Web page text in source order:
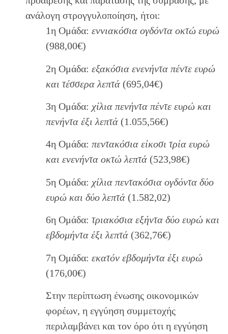
ανάλογη στρογγυλοποίηση, ήτοι:
1η Ομάδα: εννιακόσια ογδόντα οκτώ ευρώ
(988,00€)
2η Ομάδα: εξακόσια ενενήντα πέντε ευρώ
και τέσσερα λεπτά (695,04€)
3η Ομάδα: χίλια πενήντα πέντε ευρώ και
πενήντα έξι λεπτά (1.055,56€)
4η Ομάδα: πεντακόσια είκοσι τρία ευρώ
και ενενήντα οκτώ λεπτά (523,98€)
5η Ομάδα: χίλια πεντακόσια ογδόντα δύο
ευρώ και δύο λεπτά (1.582,02)
6η Ομάδα: τριακόσια εξήντα δύο ευρώ και
εβδομήντα έξι λεπτά (362,76€)
7η Ομάδα: εκατόν εβδομήντα έξι ευρώ
(176,00€)
Στην περίπτωση ένωσης οικονομικών
φορέων, η εγγύηση συμμετοχής
περιλαμβάνει και τον όρο ότι η εγγύηση